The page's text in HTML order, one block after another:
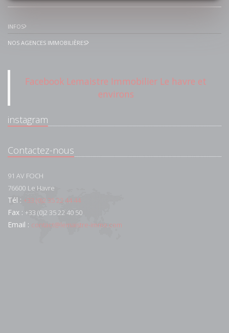
INFOS
NOS AGENCES IMMOBILIÈRES
Facebook Lemaistre Immobilier Le havre et
environs
instagram
Contactez-nous
91 AV FOCH
76600 Le Havre
Tél : +33 (0)2 35 22 44 44
Fax : +33 (0)2 35 22 40 50
Email : contact@lemaistre-immo.com